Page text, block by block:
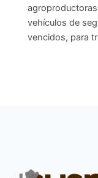
vehículos de
vencidos, para